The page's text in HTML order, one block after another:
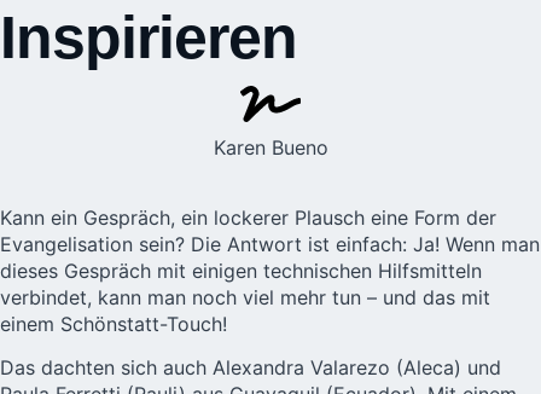
Inspirieren
Karen Bueno
Kann ein Gespräch, ein lockerer Plausch eine Form der
Evangelisation sein? Die Antwort ist einfach: Ja! Wenn man
dieses Gespräch mit einigen technischen Hilfsmitteln
verbindet, kann man noch viel mehr tun – und das mit
einem Schönstatt-Touch!
Das dachten sich auch Alexandra Valarezo (Aleca) und